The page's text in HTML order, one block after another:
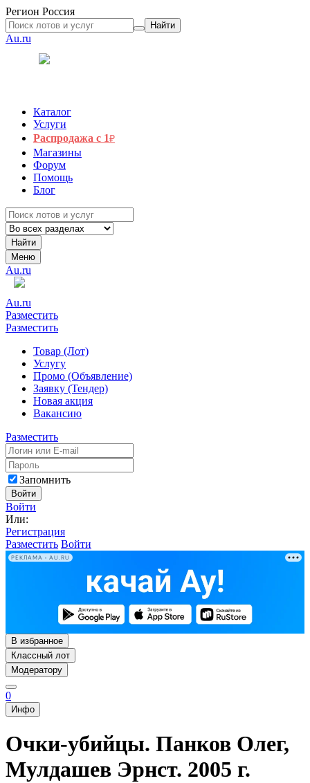
Регион Россия
Найти
Au.ru
Каталог
Услуги
Распродажа с 1₽
Магазины
Форум
Помощь
Блог
Найти
Меню
Au.ru
Au.ru
Разместить
Разместить
Товар (Лот)
Услугу
Промо (Объявление)
Заявку (Тендер)
Новая акция
Вакансию
Разместить
Запомнить
Войти
Войти
Или:
Регистрация
Разместить Войти
РЕКЛАМА • AU.RU
В избранное
Классный лот
Модератору
0
Инфо
Очки-убийцы. Панков Олег,
Мулдашев Эрнст. 2005 г.